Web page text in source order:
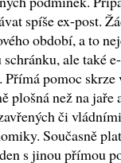
spíše ex-post.
období, a to
ale také
Přímá pomoc
plošná než na
či
Současně
s jinou přímou